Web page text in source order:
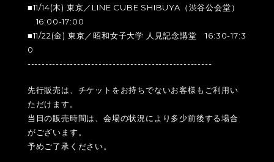
■11/14(木) 東京／LINE CUBE SHIBUYA（渋谷公会堂）
16:00-17:00
■11/22(金) 東京／昭和女子大学 人見記念講堂 16:30-17:3
0
----------------------------------------------------
先行販売は、チケットをお持ちでないお客様もご利用い
ただけます。
当日の販売時間は、会場の状況により多少前後する場合
がございます。
予めご了承ください。